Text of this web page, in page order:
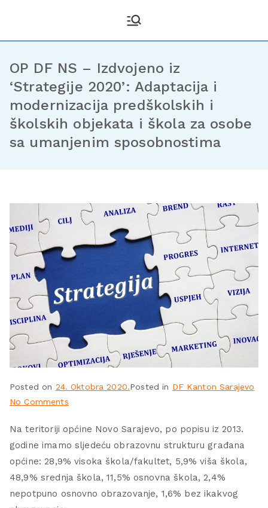
OP DF NS – Izdvojeno iz
‘Strategije 2020’: Adaptacija i
modernizacija predškolskih i
školskih objekata i škola za osobe
sa umanjenim sposobnostima
Posted on 24. Oktobra 2020.Posted in DF Kanton Sarajevo
No Comments
Na teritoriji općine Novo Sarajevo, po popisu iz 2013.
godine imamo sljedeću obrazovnu strukturu građana
općine: 28,9% visoka škola/fakultet, 5,9% viša škola,
48,9% srednja škola, 11,5% osnovna škola, 2,4%
nepotpuno osnovno obrazovanje, 1,6% bez ikakvog